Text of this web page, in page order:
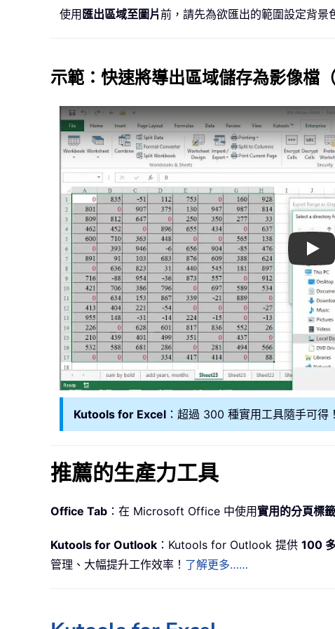
使用 匯出區域至圖片前，請先為欲匯出的範圍設定背景
示範：快速將導出區域儲存為影像檔
Play
Kutools for Excel ：超過 300 種實用工具隨手可得
推薦的生產力工具
Office Tab ：在 Microsoft Office 中使用實用的分頁標籤
Kutools for Outlook ：Kutools for Outlook 提供 100
管理、大幅提升工作效率！ 了解更多……